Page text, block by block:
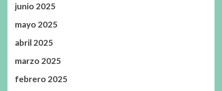
junio 2025
mayo 2025
abril 2025
marzo 2025
febrero 2025